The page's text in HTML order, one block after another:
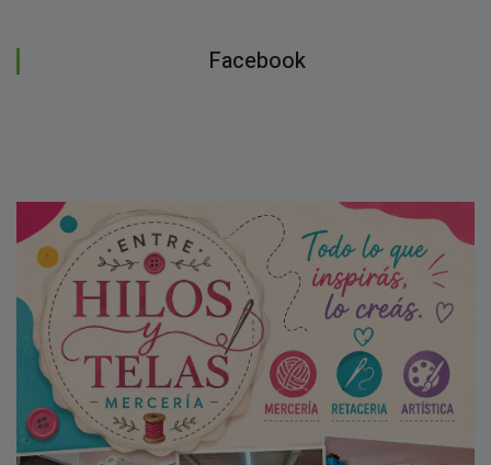
Facebook